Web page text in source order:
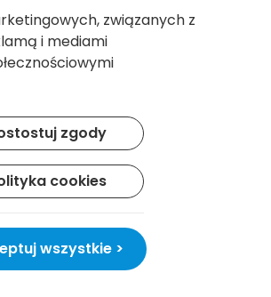
prywatności
danych osobowych jest Baltrade sp. z o.o.
przy ul. Geodetów 24, 80-298 Gdańsk.
związanych z
i mediami
zgody
cookies
wszystkie >